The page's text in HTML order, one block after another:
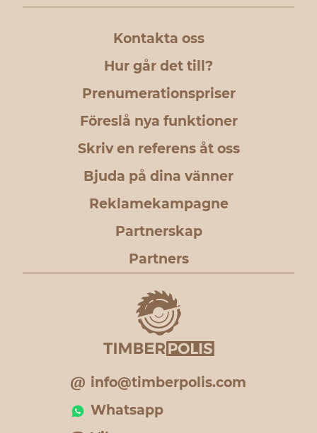
Kontakta oss
Hur går det till?
Prenumerationspriser
Föreslå nya funktioner
Skriv en referens åt oss
Bjuda på dina vänner
Reklamekampagne
Partnerskap
Partners
info@timberpolis.com
Whatsapp